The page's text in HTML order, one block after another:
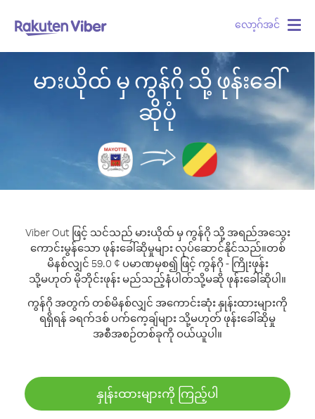
လော့ဂ်အင်
မားယိုထ် မှ ကွန်ဂို သို့ ဖုန်းခေါ်
ဆိုပုံ
Viber Out ဖြင့် သင်သည် မားယိုထ် မှ ကွန်ဂို သို့ အရည်အသွေး
ကောင်းမွန်သော ဖုန်းခေါ်ဆိုမှုများ လုပ်ဆောင်နိုင်သည်။တစ်
မိနစ်လျှင် 59.0 ¢ ပမာဏမှစ၍ ဖြင့် ကွန်ဂို - ကြိုးဖုန်း
သို့မဟုတ် မိုဘိုင်းဖုန်း မည်သည့်နံပါတ်သို့မဆို ဖုန်းခေါ်ဆိုပါ။
ကွန်ဂို အတွက် တစ်မိနစ်လျှင် အကောင်းဆုံး နှုန်းထားများကို
ရရှိရန် ခရက်ဒစ် ပက်ကေ့ချ်များ သို့မဟုတ် ဖုန်းခေါ်ဆိုမှု
အစီအစဉ်တစ်ခုကို ဝယ်ယူပါ။
နှုန်းထားများကို ကြည့်ပါ